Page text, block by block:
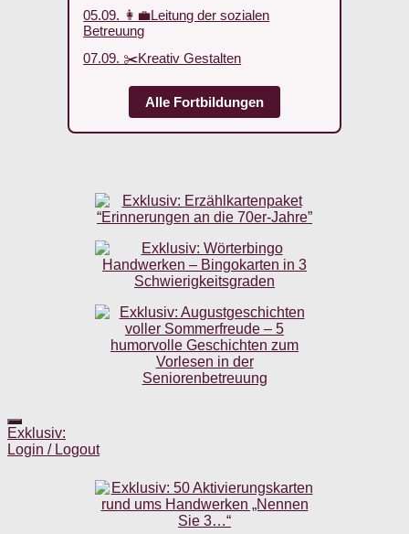
05.09. 👩‍💼Leitung der sozialen
Betreuung
07.09. ✂️Kreativ Gestalten
Alle Fortbildungen
Exklusiv:
Login / Logout